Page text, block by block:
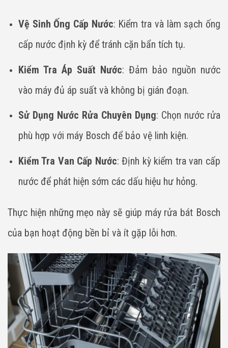
Vệ Sinh Ống Cấp Nước: Kiểm tra và làm sạch ống
cấp nước định kỳ để tránh cặn bẩn tích tụ.
Kiểm Tra Áp Suất Nước: Đảm bảo nguồn nước
vào máy đủ áp suất và không bị gián đoạn.
Sử Dụng Nước Rửa Chuyên Dụng: Chọn nước rửa
phù hợp với máy Bosch để bảo vệ linh kiện.
Kiểm Tra Van Cấp Nước: Định kỳ kiểm tra van cấp
nước để phát hiện sớm các dấu hiệu hư hỏng.
Thực hiện những mẹo này sẽ giúp máy rửa bát Bosch
của bạn hoạt động bền bỉ và ít gặp lỗi hơn.